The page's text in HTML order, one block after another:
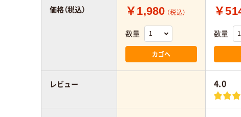
￥1,980 （税込）
数量
カゴへ
￥
数量
4.0
価格（税込）
レビュー